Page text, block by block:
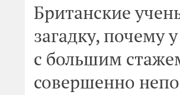
Британские
загадку, почему
с большим
совершенно